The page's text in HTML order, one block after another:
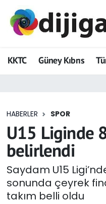
KKTC Güney Kıbrıs
HABERLER SPOR
U15 Liginde
belirlendi
Saydam U15
sonunda çeyrek
takım belli oldu
ADVERTORIAL
Dijigazete
Eğitim
Ekonomi
Foto Galeri
GEZİ
Hava Durumu
Trafik Durumu
Tüm Manşetler
Son Dakika
Haber Arşivi